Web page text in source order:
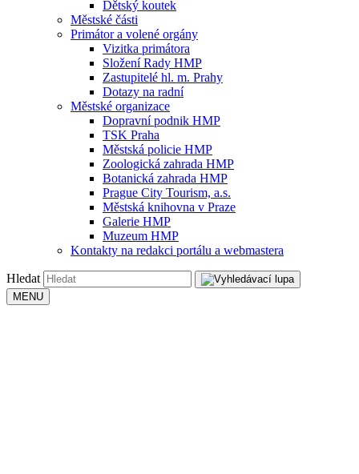
Dětský koutek
Městské části
Primátor a volené orgány
Vizitka primátora
Složení Rady HMP
Zastupitelé hl. m. Prahy
Dotazy na radní
Městské organizace
Dopravní podnik HMP
TSK Praha
Městská policie HMP
Zoologická zahrada HMP
Botanická zahrada HMP
Prague City Tourism, a.s.
Městská knihovna v Praze
Galerie HMP
Muzeum HMP
Kontakty na redakci portálu a webmastera
Hledat
MENU